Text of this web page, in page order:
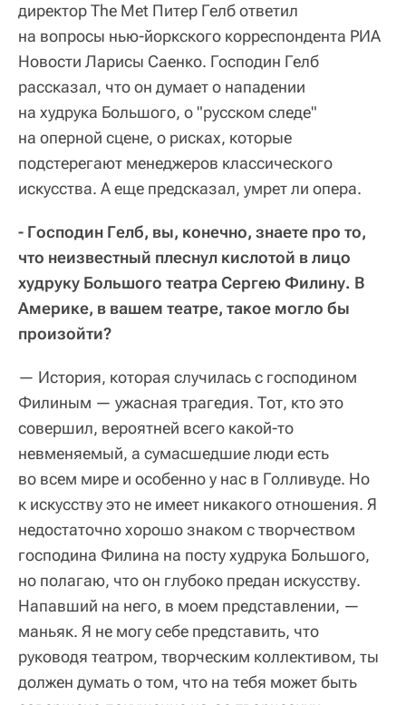
директор The Met Питер Гелб ответил
на вопросы нью-йоркского корреспондента РИА
Новости Ларисы Саенко. Господин Гелб
рассказал, что он думает о нападении
на худрука Большого, о "русском следе"
на оперной сцене, о рисках, которые
подстерегают менеджеров классического
искусства. А еще предсказал, умрет ли опера.
- Господин Гелб, вы, конечно, знаете про то,
что неизвестный плеснул кислотой в лицо
худруку Большого театра Сергею Филину. В
Америке, в вашем театре, такое могло бы
произойти?
— История, которая случилась с господином
Филиным — ужасная трагедия. Тот, кто это
совершил, вероятней всего какой-то
невменяемый, а сумасшедшие люди есть
во всем мире и особенно у нас в Голливуде. Но
к искусству это не имеет никакого отношения. Я
недостаточно хорошо знаком с творчеством
господина Филина на посту худрука Большого,
но полагаю, что он глубоко предан искусству.
Напавший на него, в моем представлении, —
маньяк. Я не могу себе представить, что
руководя театром, творческим коллективом, ты
должен думать о том, что на тебя может быть